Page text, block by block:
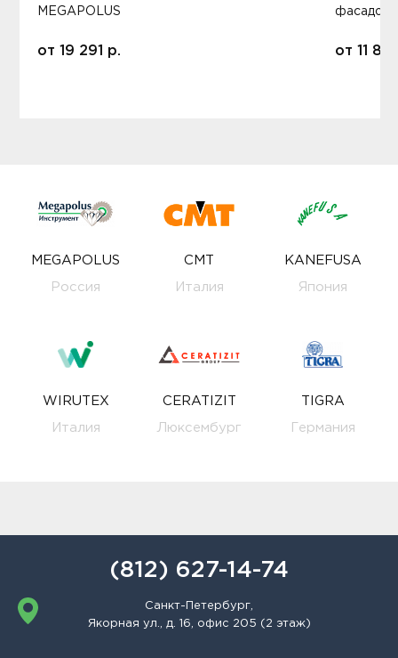
MEGAPOLUS
от 19 291 р.
фасадов
от 11
MEGAPOLUS
Россия
CMT
Италия
KANEFUSA
Япония
WIRUTEX
Италия
CERATIZIT
Люксембург
TIGRA
Германия
(812) 627-14-74
Санкт-Петербург,
Якорная ул., д. 16, офис 205 (2 этаж)